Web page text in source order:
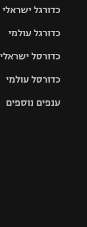
כדורגל ישראלי
גביע הטוטו
כדורגל עולמי
האלופות
ליגה
כדורסל ישראלי
סל
כדורסל עולמי
ענפים נוספים